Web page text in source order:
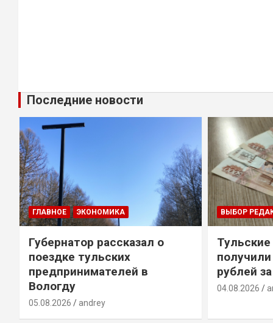
Последние новости
ГЛАВНОЕ ЭКОНОМИКА
Губернатор рассказал о
поездке тульских
предпринимателей в
Вологду
05.08.2026 andrey
ВЫБОР
рублей
04.08.2026